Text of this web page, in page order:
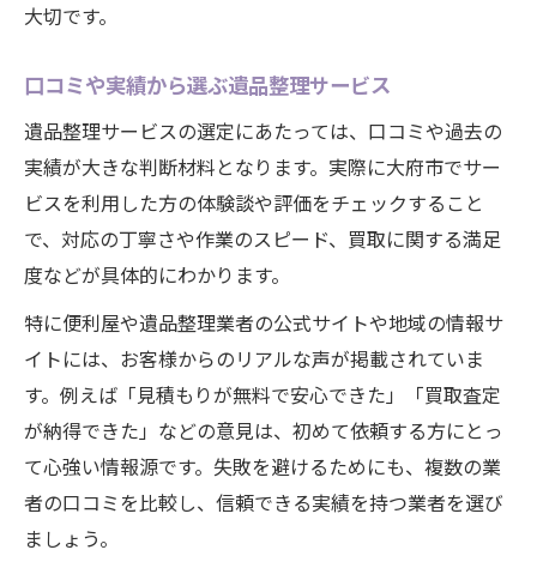
大切です。
口コミや実績から選ぶ遺品整理サービス
遺品整理サービスの選定にあたっては、口コミや過去の
実績が大きな判断材料となります。実際に大府市でサー
ビスを利用した方の体験談や評価をチェックすること
で、対応の丁寧さや作業のスピード、買取に関する満足
度などが具体的にわかります。
特に便利屋や遺品整理業者の公式サイトや地域の情報サ
イトには、お客様からのリアルな声が掲載されていま
す。例えば「見積もりが無料で安心できた」「買取査定
が納得できた」などの意見は、初めて依頼する方にとっ
て心強い情報源です。失敗を避けるためにも、複数の業
者の口コミを比較し、信頼できる実績を持つ業者を選び
ましょう。